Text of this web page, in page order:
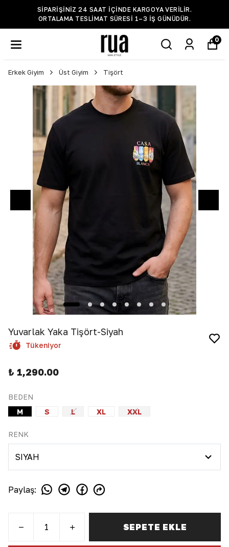
SIPARIŞINIZ 24 SAAT IÇINDE KARGOYA VERILIR.
ORTALAMA TESLIMAT SÜRESI 1–3 IŞ GÜNÜDÜR.
0
Erkek Giyim Üst Giyim Tişört
Yuvarlak Yaka Tişört-Siyah
Tükeniyor
₺ 1,290.00
BEDEN
M
S L XL XXL
RENK
Paylaş:
SEPETE EKLE